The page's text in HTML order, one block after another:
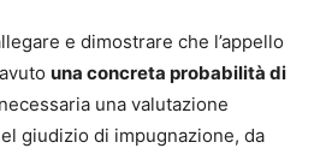
e dimostrare che l’appello
una concreta probabilità di
una valutazione
giudizio di impugnazione, da